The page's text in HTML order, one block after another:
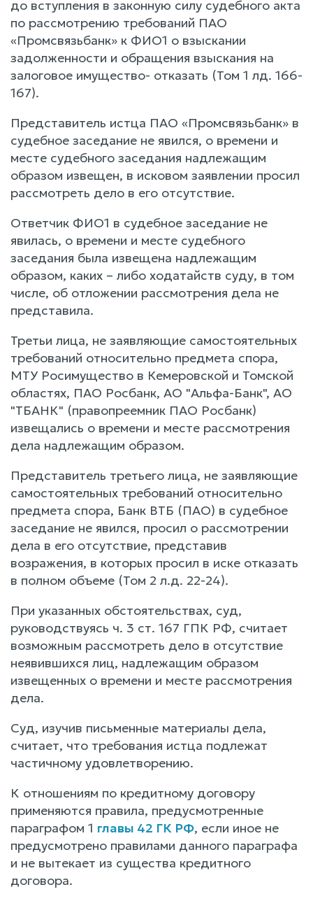
до вступления в законную силу судебного акта
по рассмотрению требований ПАО
«Промсвязьбанк» к ФИО1 о взыскании
задолженности и обращения взыскания на
залоговое имущество- отказать (Том 1 лд. 166-
167).
Представитель истца ПАО «Промсвязьбанк» в
судебное заседание не явился, о времени и
месте судебного заседания надлежащим
образом извещен, в исковом заявлении просил
рассмотреть дело в его отсутствие.
Ответчик ФИО1 в судебное заседание не
явилась, о времени и месте судебного
заседания была извещена надлежащим
образом, каких – либо ходатайств суду, в том
числе, об отложении рассмотрения дела не
представила.
Третьи лица, не заявляющие самостоятельных
требований относительно предмета спора,
МТУ Росимущество в Кемеровской и Томской
областях, ПАО Росбанк, АО "Альфа-Банк", АО
"ТБАНК" (правопреемник ПАО Росбанк)
извещались о времени и месте рассмотрения
дела надлежащим образом.
Представитель третьего лица, не заявляющие
самостоятельных требований относительно
предмета спора, Банк ВТБ (ПАО) в судебное
заседание не явился, просил о рассмотрении
дела в его отсутствие, представив
возражения, в которых просил в иске отказать
в полном объеме (Том 2 л.д. 22-24).
При указанных обстоятельствах, суд,
руководствуясь ч. 3 ст. 167 ГПК РФ, считает
возможным рассмотреть дело в отсутствие
неявившихся лиц, надлежащим образом
извещенных о времени и месте рассмотрения
дела.
Суд, изучив письменные материалы дела,
считает, что требования истца подлежат
частичному удовлетворению.
К отношениям по кредитному договору
применяются правила, предусмотренные
параграфом 1 главы 42 ГК РФ, если иное не
предусмотрено правилами данного параграфа
и не вытекает из существа кредитного
договора.